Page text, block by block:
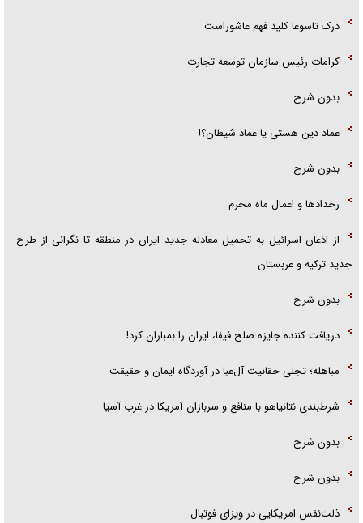
درک تاسوعا کلید فهم عاشوراست
کرامات رئیس سازمان توسعه تجارت
بدون شرح
عماد دین هستی یا عماد شیطان؟!
بدون شرح
رخداد‌ها و اعمال ماه محرم
از اذعان اسرائیل به تحمیل معادله جدید ایران در منطقه تا نگرانی از طرح
جدید ترکیه و عربستان
بدون شرح
دریافت کننده جایزه صلح فیفا، ایران را بمباران کرد!
مباهله؛ تجلی حقانیت آل‌عبا در آوردگاه ایمان و حقیقت
شرط‌بندی نتانیاهو با منافع و سربازان آمریکا در غرب آسیا
بدون شرح
بدون شرح
ذلت‌نفس امریکایی در ویزای فوتبال